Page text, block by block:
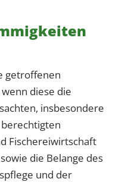
getroffenen
diese die
insbesondere
Fischereiwirtschaft
die Belange des
und der